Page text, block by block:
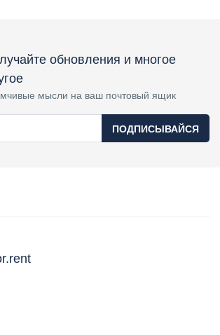
обновления и многое
мысли на ваш почтовый ящик
ПОДПИСЫВАЙСЯ